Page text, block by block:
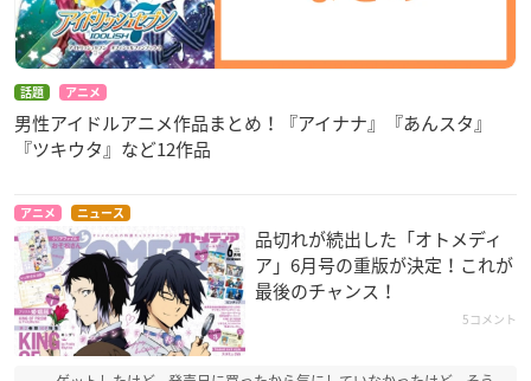
話題 アニメ
男性アイドルアニメ作品まとめ！『アイナナ』『あんスタ』
『ツキウタ』など12作品
アニメ ニュース
品切れが続出した「オトメディ
ア」6月号の重版が決定！これが
最後のチャンス！
5コメント